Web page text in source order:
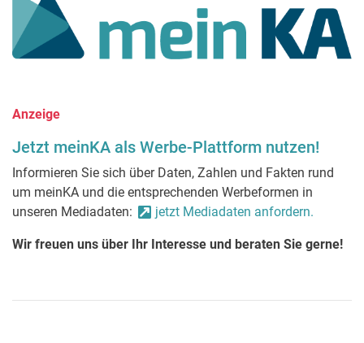
Anzeige
Jetzt meinKA als Werbe-Plattform nutzen!
Informieren Sie sich über Daten, Zahlen und Fakten rund
um meinKA und die entsprechenden Werbeformen in
unseren Mediadaten:
jetzt Mediadaten anfordern.
Wir freuen uns über Ihr Interesse und beraten Sie gerne!